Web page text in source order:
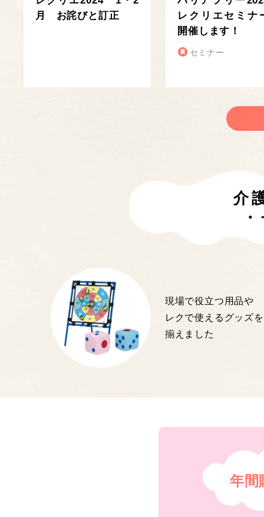
月 お詫びと訂正
レクリエセミナ
開催します！
セミナー
介
現場で役立つ用品や
レクで使えるグッズを
揃えました
年間